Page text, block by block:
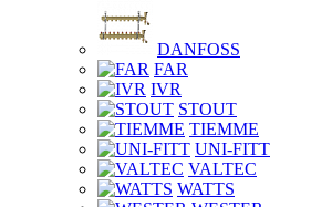
DANFOSS
FAR
IVR
STOUT
TIEMME
UNI-FITT
VALTEC
WATTS